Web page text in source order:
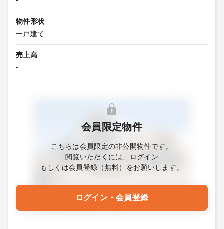
物件形状
一戸建て
売上高
-
会員限定物件
こちらは会員限定の非公開物件です。
閲覧いただくには、ログイン
もしくは会員登録（無料）をお願いします。
ログイン・会員登録